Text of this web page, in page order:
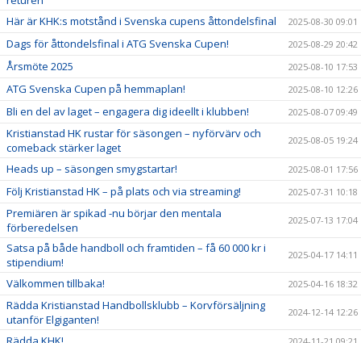
Här är KHK:s motstånd i Svenska cupens åttondelsfinal 2025-08-30 09:01
Dags för åttondelsfinal i ATG Svenska Cupen! 2025-08-29 20:42
Årsmöte 2025 2025-08-10 17:53
ATG Svenska Cupen på hemmaplan! 2025-08-10 12:26
Bli en del av laget – engagera dig ideellt i klubben! 2025-08-07 09:49
Kristianstad HK rustar för säsongen – nyförvärv och
comeback stärker laget
2025-08-05 19:24
Heads up – säsongen smygstartar! 2025-08-01 17:56
Följ Kristianstad HK – på plats och via streaming! 2025-07-31 10:18
Premiären är spikad -nu börjar den mentala
förberedelsen
2025-07-13 17:04
Satsa på både handboll och framtiden – få 60 000 kr i
stipendium!
2025-04-17 14:11
Välkommen tillbaka! 2025-04-16 18:32
Rädda Kristianstad Handbollsklubb – Korvförsäljning
utanför Elgiganten!
2024-12-14 12:26